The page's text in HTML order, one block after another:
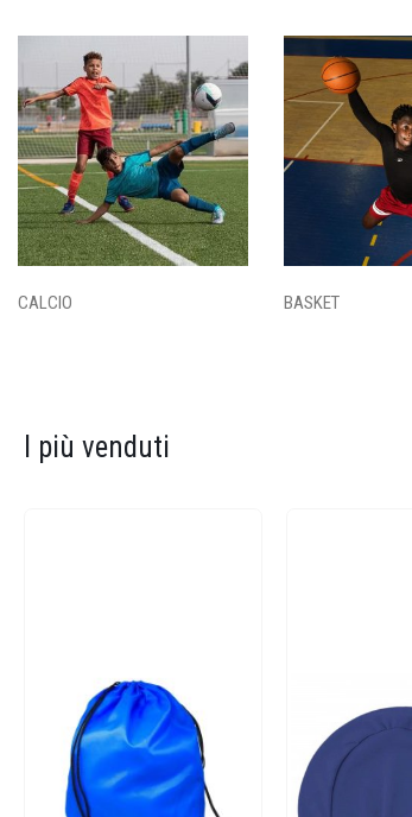
CALCIO BASKET
I più venduti